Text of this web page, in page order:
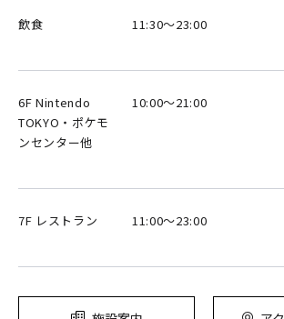
飲食 11:30～23:00
6F Nintendo
TOKYO・ポケモ
ンセンター他
10:00～21:00
7F レストラン 11:00～23:00